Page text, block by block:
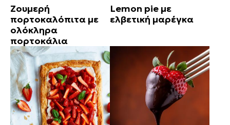
Ζουμερή
πορτοκαλόπιτα με
ολόκληρα
πορτοκάλια
Lemon pie με
ελβετική μαρέγκα